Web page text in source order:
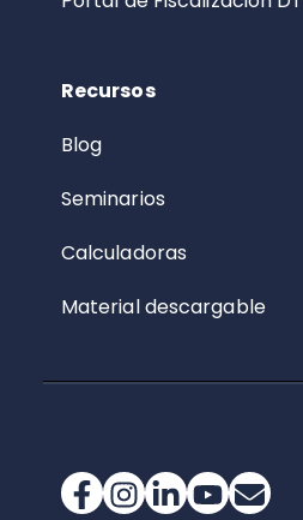
Recursos
Blog
Seminarios
Calculadoras
Material descargable